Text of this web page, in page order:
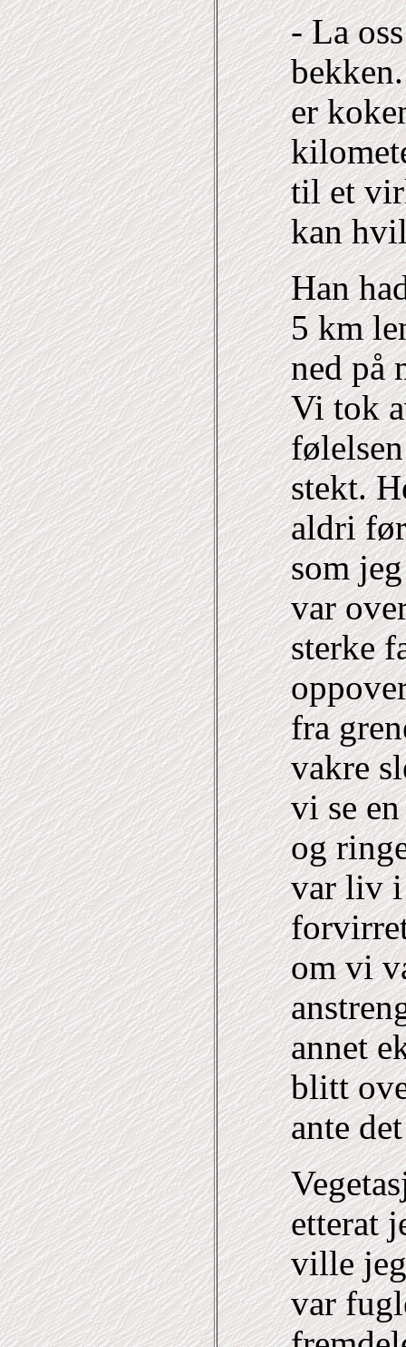
- La
er
til et
kan
Han
5 km
ned på
Vi tok
stekt.
aldri
som
var
sterke
fra
vakre
vi se
og
var liv i
om vi
annet
blitt
ante
etterat
ville
var